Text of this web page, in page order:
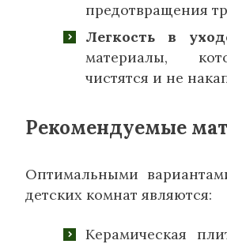
предотвращения
Легкость в
материалы,
чистятся и не
Рекомендуемые
Оптимальными
детских комнат являются:
Керамическая